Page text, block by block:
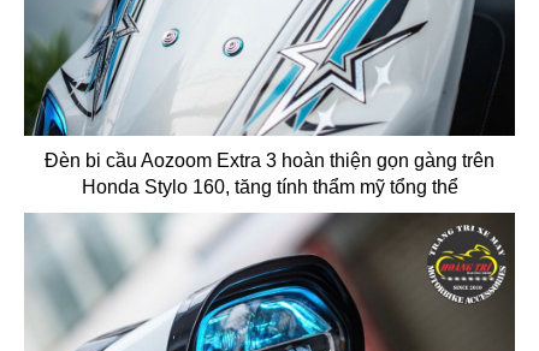
Đèn bi cầu Aozoom Extra 3 hoàn thiện gọn gàng trên
Honda Stylo 160, tăng tính thẩm mỹ tổng thể